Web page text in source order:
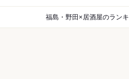
福島・野田×居酒屋のラン